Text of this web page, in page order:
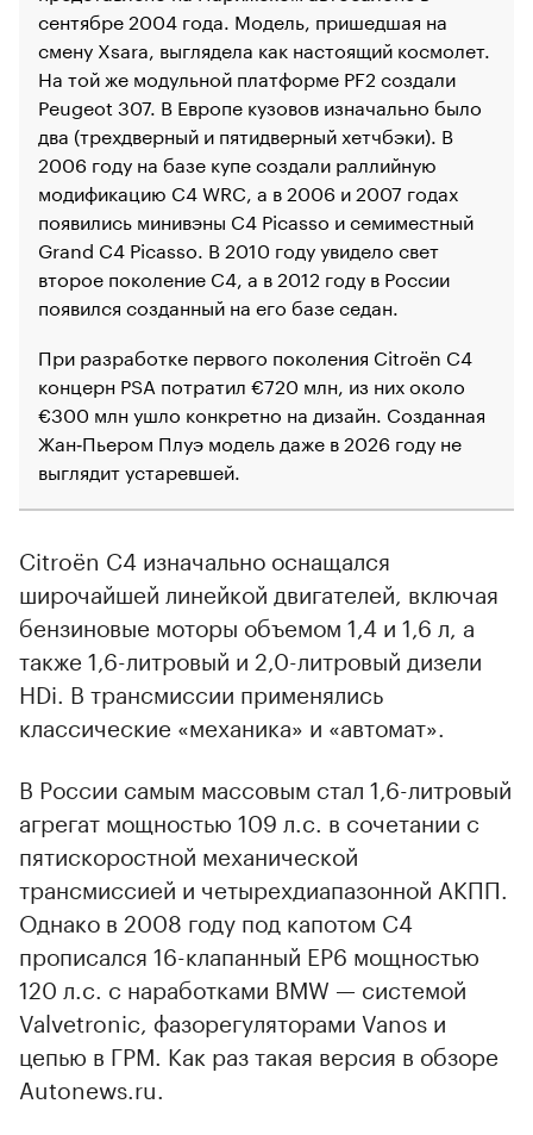
00:00 / 00:00
сентябре 2004 года. Модель, пришедшая на
смену Xsara, выглядела как настоящий космолет.
На той же модульной платформе PF2 создали
Peugeot 307. В Европе кузовов изначально было
два (трехдверный и пятидверный хетчбэки). В
2006 году на базе купе создали раллийную
модификацию C4 WRC, а в 2006 и 2007 годах
появились минивэны C4 Picasso и семиместный
Grand C4 Picasso. В 2010 году увидело свет
второе поколение C4, а в 2012 году в России
появился созданный на его базе седан.
При разработке первого поколения Citroёn C4
концерн PSA потратил €720 млн, из них около
€300 млн ушло конкретно на дизайн. Созданная
Жан‑Пьером Плуэ модель даже в 2026 году не
выглядит устаревшей.
Citroёn C4 изначально оснащался
широчайшей линейкой двигателей, включая
бензиновые моторы объемом 1,4 и 1,6 л, а
также 1,6-литровый и 2,0-литровый дизели
HDi. В трансмиссии применялись
классические «механика» и «автомат».
В России самым массовым стал 1,6-литровый
агрегат мощностью 109 л.с. в сочетании с
пятискоростной механической
трансмиссией и четырехдиапазонной АКПП.
Однако в 2008 году под капотом С4
прописался 16-клапанный EP6 мощностью
120 л.с. с наработками BMW — системой
Valvetronic, фазорегуляторами Vanos и
цепью в ГРМ. Как раз такая версия в обзоре
Autonews.ru.